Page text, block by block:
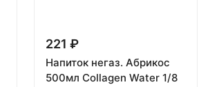
221 ₽
Напиток негаз. Абрикос
500мл Collagen Water 1/8